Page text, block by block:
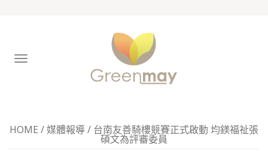
TOGGLE
NAVIGATION
HOME /媒體報導/ 台南友善騎樓競賽正式啟動 均鎂福祉張
碩文為評審委員